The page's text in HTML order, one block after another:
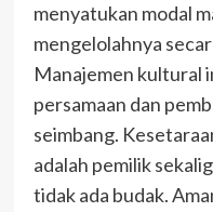
menyatukan modal
mengelolahnya
Manajemen kultural
persamaan dan
seimbang.
adalah pemilik
tidak ada budak.